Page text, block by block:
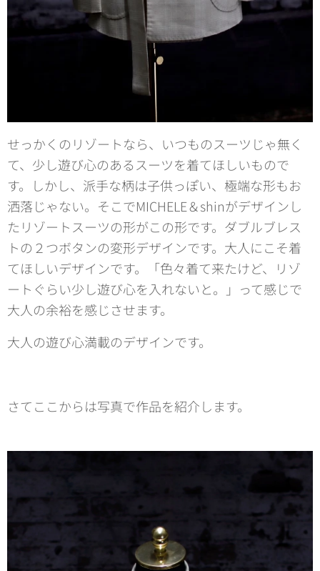
せっかくのリゾートなら、いつものスーツじゃ無く
て、少し遊び心のあるスーツを着てほしいもので
す。しかし、派手な柄は子供っぽい、極端な形もお
洒落じゃない。そこでMICHELE＆shinがデザインし
たリゾートスーツの形がこの形です。ダブルブレス
トの２つボタンの変形デザインです。大人にこそ着
てほしいデザインです。「色々着て来たけど、リゾ
ートぐらい少し遊び心を入れないと。」って感じで
大人の余裕を感じさせます。
大人の遊び心満載のデザインです。
さてここからは写真で作品を紹介します。